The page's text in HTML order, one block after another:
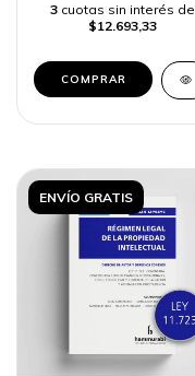
3 cuotas sin interés de
$12.693,33
COMPRAR
ENVÍO GRATIS